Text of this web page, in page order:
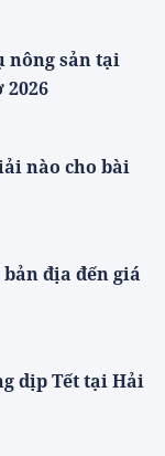
nông sản tại
2026
nào cho bài
bản địa đến giá
dịp Tết tại Hải